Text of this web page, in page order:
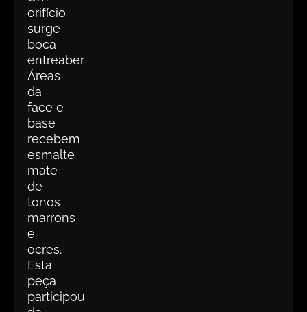
orifício
surge
boca
entreaberta.
Áreas
da
face e
base
recebem
esmalte
mate
de
tonos
marrons
e
ocres.
Esta
peça
participou